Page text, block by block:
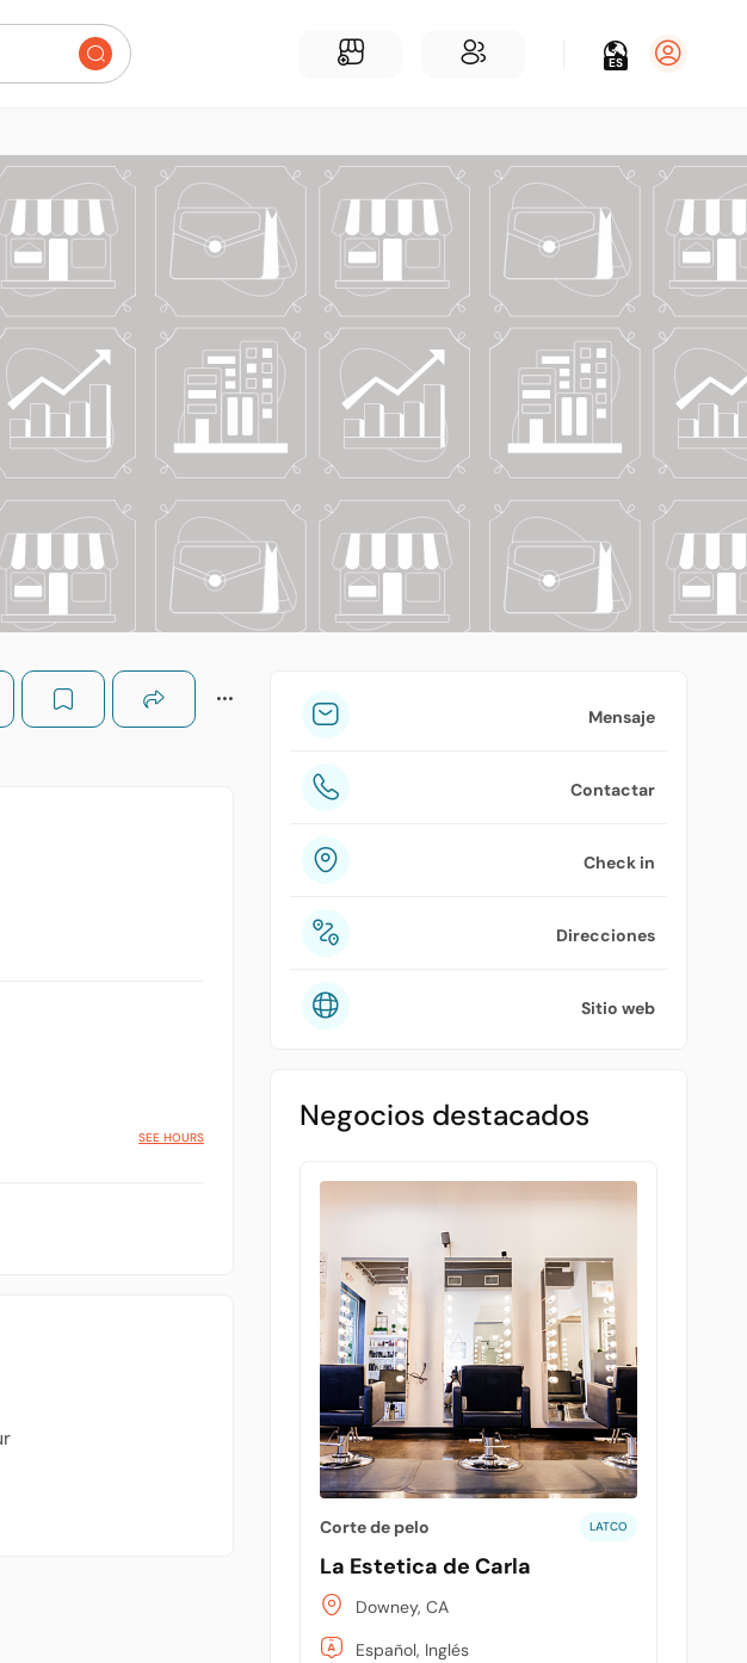
ES
SEE HOURS
Mensaje
Contactar
Check in
Direcciones
Sitio web
Negocios destacados
Corte de pelo LATCO
La Estetica de Carla
Downey, CA
Español, Inglés
Para Negocios
Añadir un negocio
Encuentre empresas cerca de ti
Comunidad
Encuentra personas cerca de ti
tuPlaza
Acerca de nosotros